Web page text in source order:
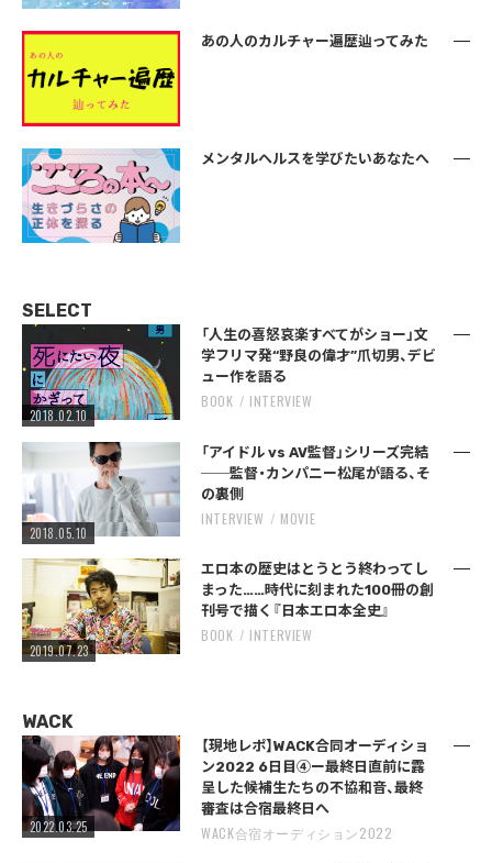
あの人のカルチャー遍歴辿ってみた
メンタルヘルスを学びたいあなたへ
SELECT
2018.02.10
「人生の喜怒哀楽すべてがショー」文
学フリマ発“野良の偉才”爪切男、デビ
ュー作を語る
BOOK INTERVIEW
2018.05.10
「アイドル vs AV監督」シリーズ完結
──監督・カンパニー松尾が語る、そ
の裏側
INTERVIEW MOVIE
2019.07.23
エロ本の歴史はとうとう終わってし
まった……時代に刻まれた100冊の創
刊号で描く『日本エロ本全史』
BOOK INTERVIEW
WACK
2022.03.25
【現地レポ】WACK合同オーディショ
ン2022 6日目④ー最終日直前に露
呈した候補生たちの不協和音、最終
審査は合宿最終日へ
WACK合宿オーディション2022